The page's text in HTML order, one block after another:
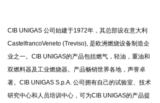
CIB UNIGAS 公司始建于1972年，其总部设在意大利
CastelfrancoVeneto (Treviso), 是欧洲燃烧设备制造企
业之一。CIB UNIGAS的产品包括燃气，轻油，重油和
双燃料器及工业燃烧器。产品畅销世界各地，声誉卓
著。CIB UNIGAS S.p.A. 公司拥有自己的试验室、技术
研究中心和人员培训中心，可为CIB UNIGAS的产品提